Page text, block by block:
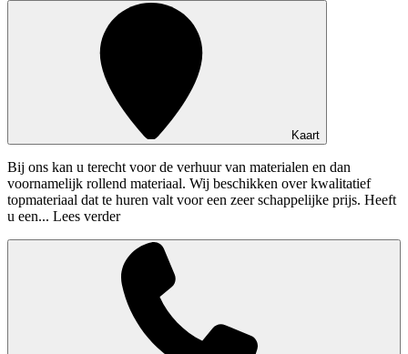
Kaart
Bij ons kan u terecht voor de verhuur van materialen en dan
voornamelijk rollend materiaal. Wij beschikken over kwalitatief
topmateriaal dat te huren valt voor een zeer schappelijke prijs. Heeft
u een... Lees verder